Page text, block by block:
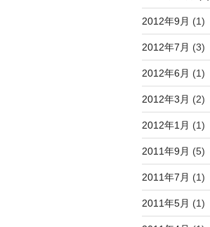
2012年9月 (1)
2012年7月 (3)
2012年6月 (1)
2012年3月 (2)
2012年1月 (1)
2011年9月 (5)
2011年7月 (1)
2011年5月 (1)